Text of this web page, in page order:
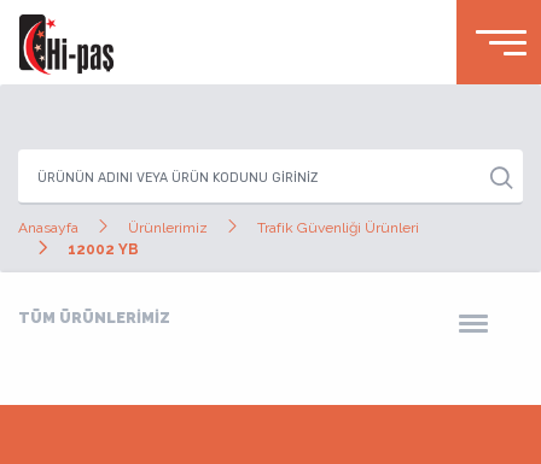
Anasayfa Ürünlerimiz
Trafik Güvenliği Ürünleri
12002 YB
TÜM ÜRÜNLERİMİZ